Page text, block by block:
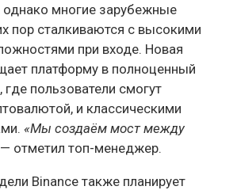
однако многие зарубежные
пор сталкиваются с высокими
при входе. Новая
платформу в полноценный
пользователи смогут
и классическими
«Мы создаём мост между
— отметил топ-менеджер.
Binance также планирует